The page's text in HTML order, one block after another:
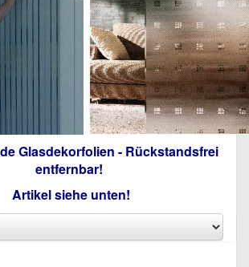
Glasdekorfolien - Rückstandsfrei
entfernbar!
Artikel siehe unten!